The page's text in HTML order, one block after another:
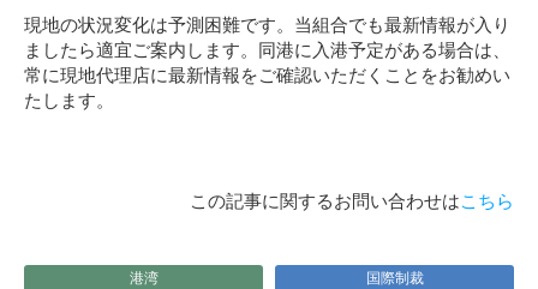
現地の状況変化は予測困難です。当組合でも最新情報が入り
ましたら適宜ご案内します。同港に入港予定がある場合は、
常に現地代理店に最新情報をご確認いただくことをお勧めい
たします。
この記事に関するお問い合わせはこちら
港湾 国際制裁